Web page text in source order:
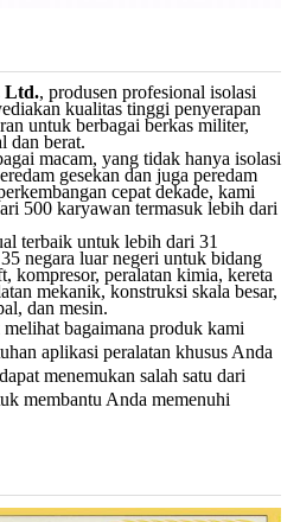
Ltd., produsen profesional isolasi
kualitas tinggi penyerapan
untuk berbagai berkas militer,
dan berat.
macam, yang tidak hanya isolasi
gesekan dan juga peredam
cepat dekade, kami
500 karyawan termasuk lebih dari
terbaik untuk lebih dari 31
negara luar negeri untuk bidang
kompresor, peralatan kimia, kereta
mekanik, konstruksi skala besar,
dan mesin.
bagaimana produk kami
aplikasi peralatan khusus Anda
menemukan salah satu dari
membantu Anda memenuhi